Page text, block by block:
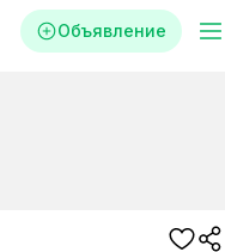
Объявление